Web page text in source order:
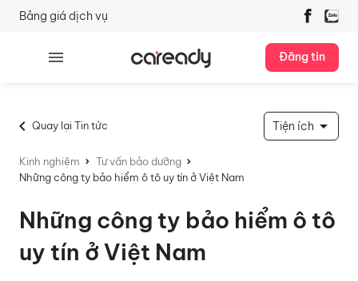
Bảng giá dịch vụ
Đăng tin
Quay lại Tin tức Tiện ích
Kinh nghiệm
Tư vấn bảo dưỡng
Những công ty bảo hiểm ô tô uy tín ở Việt Nam
Những công ty bảo hiểm ô tô
uy tín ở Việt Nam